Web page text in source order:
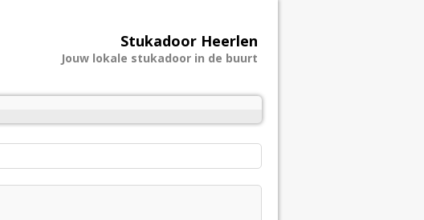
Stukadoor Heerlen
Jouw lokale stukadoor in de buurt